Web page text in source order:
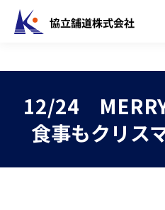
12/24
食事もクリス